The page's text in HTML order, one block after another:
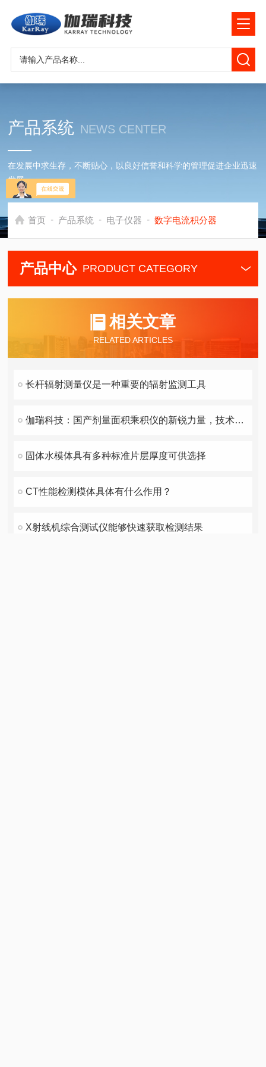
产品系统 NEWS CENTER
在发展中求生存，不断贴心，以良好信誉和科学的管理促进企业迅速
发展
首页 - 产品系统 - 电子仪器 - 数字电流积分器
产品中心 PRODUCT CATEGORY
相关文章
RELATED ARTICLES
长杆辐射测量仪是一种重要的辐射监测工具
伽瑞科技：国产剂量面积乘积仪的新锐力量，技术实力与产品线解析
固体水模体具有多种标准片层厚度可供选择
CT性能检测模体具体有什么作用？
X射线机综合测试仪能够快速获取检测结果